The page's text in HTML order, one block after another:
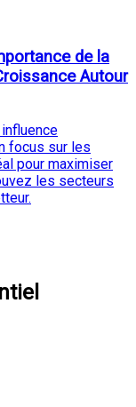
de la
Autour
focus sur les
pour maximiser
les secteurs